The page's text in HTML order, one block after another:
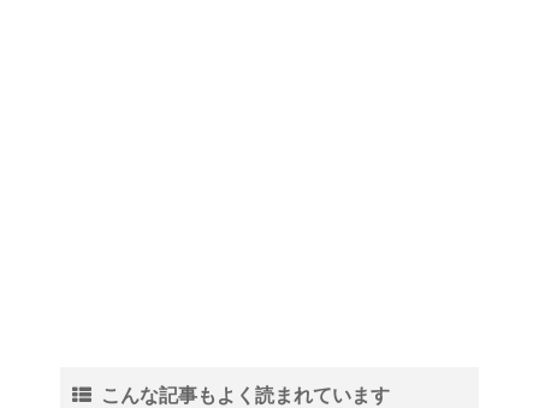
こんな記事もよく読まれています